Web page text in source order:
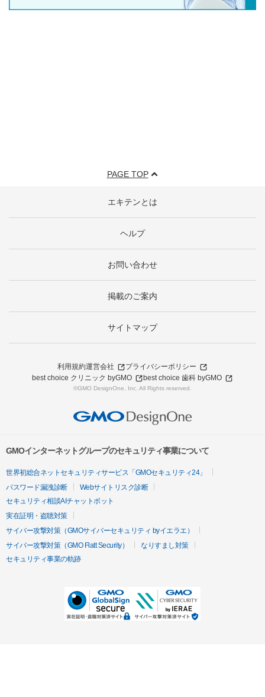
PAGE TOP
エキテンとは
ヘルプ
お問い合わせ
掲載のご案内
サイトマップ
利用規約運営会社
プライバシーポリシー
best choice クリニック byGMO
best choice 歯科 byGMO
©GMO DesignOne, Inc. All Rights reserved.
GMOインターネットグループのセキュリティ事業について
世界初総合ネットセキュリティサービス「GMOセキュリティ24」
パスワード漏洩診断
Webサイトリスク診断
セキュリティ相談AIチャットボット
実在証明・盗聴対策
サイバー攻撃対策（GMOサイバーセキュリティ byイエラエ）
サイバー攻撃対策（GMO Flatt Security）
なりすまし対策
セキュリティ事業の軌跡